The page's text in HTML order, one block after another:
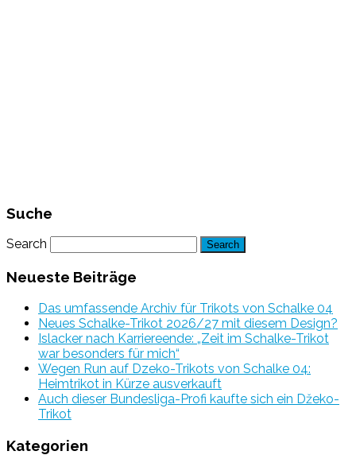
Suche
Search
Neueste Beiträge
Das umfassende Archiv für Trikots von Schalke 04
Neues Schalke-Trikot 2026/27 mit diesem Design?
Islacker nach Karriereende: „Zeit im Schalke-Trikot
war besonders für mich“
Wegen Run auf Dzeko-Trikots von Schalke 04:
Heimtrikot in Kürze ausverkauft
Auch dieser Bundesliga-Profi kaufte sich ein Džeko-
Trikot
Kategorien